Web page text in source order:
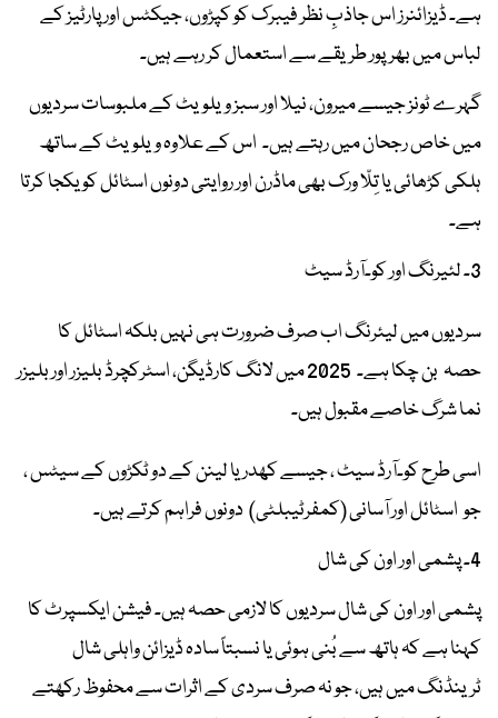
ہے۔ ڈیزائنرز اس جاذبِ نظر فیبرک کو کپڑوں، جیکٹس اور پارٹیز کے
لباس میں بھرپور طریقے سے استعمال کر رہے ہیں۔
گہرے ٹونز جیسے میرون، نیلا اور سبز ویلویٹ کے ملبوسات سردیوں
میں خاص رجحان میں رہتے ہیں۔ اس کے علاوہ ویلویٹ کے ساتھ
ہلکی کڑھائی یا تِلّا ورک بھی ماڈرن اور روایتی دونوں اسٹائل کو یکجا کرتا
ہے۔
3۔ لئیرنگ اور کو۔آرڈ سیٹ
سردیوں میں لیئرنگ اب صرف ضرورت ہی نہیں بلکہ اسٹائل کا
حصہ بن چکا ہے۔ 2025 میں لانگ کارڈیگن، اسٹرکچرڈ بلیزر اور بلیزر
نما شرگ خاصے مقبول ہیں۔
اسی طرح کو۔آرڈ سیٹ ، جیسے کھدر یا لینن کے دو ٹکڑوں کے سیٹس ،
جو اسٹائل اور آسانی (کمفرٹیبلٹی) دونوں فراہم کرتے ہیں۔
4۔ پشمی اور اون کی شال
پشمی اور اون کی شال سردیوں کا لازمی حصہ ہیں۔ فیشن ایکسپرٹ کا
کہنا ہے کہ ہاتھ سے بُنی ہوئی یا نسبتاً سادہ ڈیزائن واہلی شال
ٹرینڈنگ میں ہیں، جو نہ صرف سردی کے اثرات سے محفوظ رکھتے